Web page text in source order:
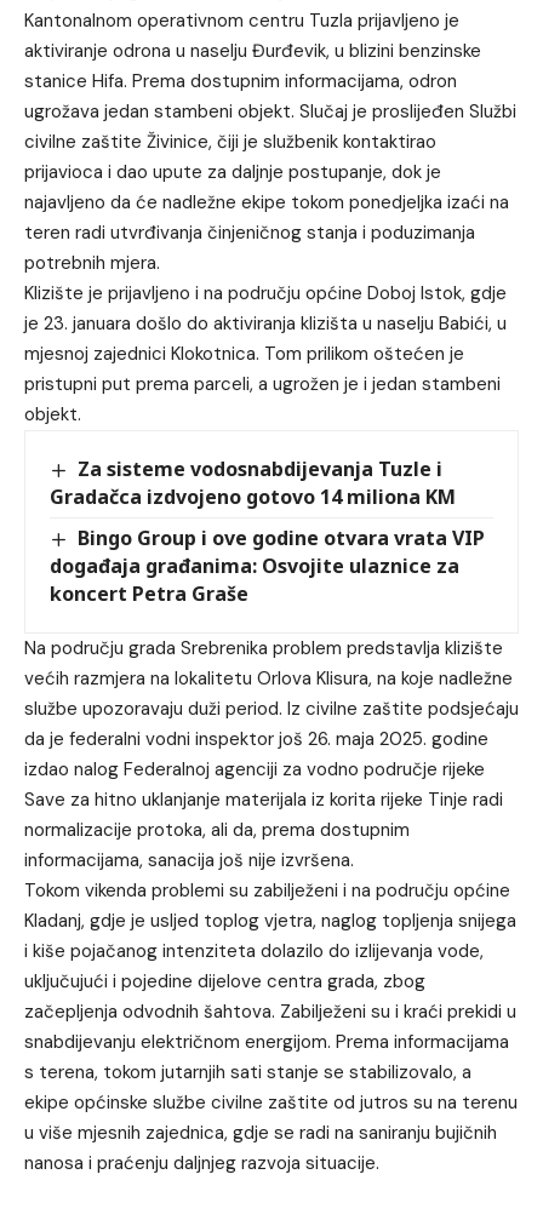
Kantonalnom operativnom centru Tuzla prijavljeno je
aktiviranje odrona u naselju Đurđevik, u blizini benzinske
stanice Hifa. Prema dostupnim informacijama, odron
ugrožava jedan stambeni objekt. Slučaj je proslijeđen Službi
civilne zaštite Živinice, čiji je službenik kontaktirao
prijavioca i dao upute za daljnje postupanje, dok je
najavljeno da će nadležne ekipe tokom ponedjeljka izaći na
teren radi utvrđivanja činjeničnog stanja i poduzimanja
potrebnih mjera.
Klizište je prijavljeno i na području općine Doboj Istok, gdje
je 23. januara došlo do aktiviranja klizišta u naselju Babići, u
mjesnoj zajednici Klokotnica. Tom prilikom oštećen je
pristupni put prema parceli, a ugrožen je i jedan stambeni
objekt.
Za sisteme vodosnabdijevanja Tuzle i
Gradačca izdvojeno gotovo 14 miliona KM
Bingo Group i ove godine otvara vrata VIP
događaja građanima: Osvojite ulaznice za
koncert Petra Graše
Na području grada Srebrenika problem predstavlja klizište
većih razmjera na lokalitetu Orlova Klisura, na koje nadležne
službe upozoravaju duži period. Iz civilne zaštite podsjećaju
da je federalni vodni inspektor još 26. maja 2025. godine
izdao nalog Federalnoj agenciji za vodno područje rijeke
Save za hitno uklanjanje materijala iz korita rijeke Tinje radi
normalizacije protoka, ali da, prema dostupnim
informacijama, sanacija još nije izvršena.
Tokom vikenda problemi su zabilježeni i na području općine
Kladanj, gdje je usljed toplog vjetra, naglog topljenja snijega
i kiše pojačanog intenziteta dolazilo do izlijevanja vode,
uključujući i pojedine dijelove centra grada, zbog
začepljenja odvodnih šahtova. Zabilježeni su i kraći prekidi u
snabdijevanju električnom energijom. Prema informacijama
s terena, tokom jutarnjih sati stanje se stabilizovalo, a
ekipe općinske službe civilne zaštite od jutros su na terenu
u više mjesnih zajednica, gdje se radi na saniranju bujičnih
nanosa i praćenju daljnjeg razvoja situacije.